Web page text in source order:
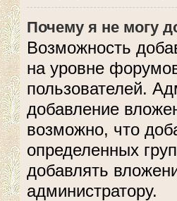
Почему я не могу
Возможность
на уровне
пользователей.
добавление
возможно, что
определенных
добавлять
администратору.